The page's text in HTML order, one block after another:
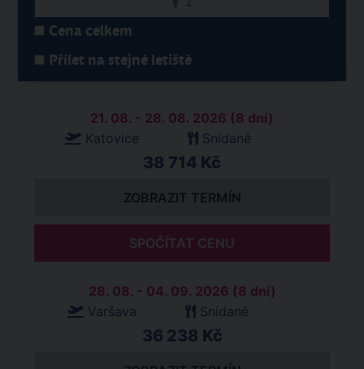
Cena celkem
Přílet na stejné letiště
21. 08. - 28. 08. 2026 (8 dní)
Katovice
Snídaně
38 714 Kč
ZOBRAZIT TERMÍN
SPOČÍTAT CENU
28. 08. - 04. 09. 2026 (8 dní)
Varšava
Snídaně
36 238 Kč